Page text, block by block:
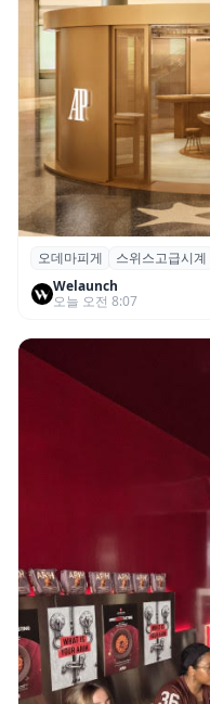
오데마 피게, 부산
형 전시 ‘시간을 빚
오데마피게 스위스고급시계
Welaunch
오늘 오전 8:07